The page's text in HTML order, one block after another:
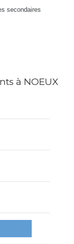
secondaires
à NOEUX